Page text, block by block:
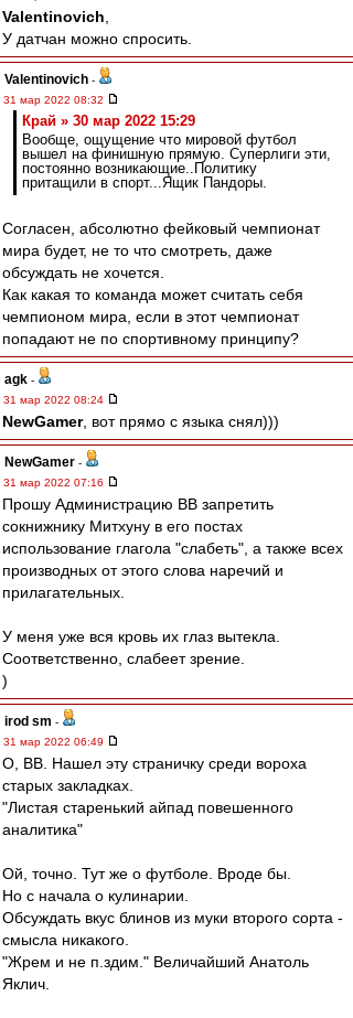
Valentinovich
У датчан можно спросить.
Valentinovich -
31 мар 2022 08:32
Край » 30 мар 2022 15:29
Вообще, ощущение что мировой футбол
вышел на финишную прямую. Суперлиги эти,
постоянно возникающие..Политику
притащили в спорт...Ящик Пандоры.
Согласен, абсолютно фейковый чемпионат
мира будет, не то что смотреть, даже
обсуждать не хочется.
Как какая то команда может считать себя
чемпионом мира, если в этот чемпионат
попадают не по спортивному принципу?
agk -
31 мар 2022 08:24
NewGamer, вот прямо с языка снял)))
NewGamer -
31 мар 2022 07:16
Прошу Администрацию ВВ запретить
сокнижнику Митхуну в его постах
использование глагола "слабеть", а также всех
производных от этого слова наречий и
прилагательных.
У меня уже вся кровь их глаз вытекла.
Соответственно, слабеет зрение.
)
irod sm -
31 мар 2022 06:49
О, ВВ. Нашел эту страничку среди вороха
старых закладках.
"Листая старенький айпад повешенного
аналитика"
Ой, точно. Тут же о футболе. Вроде бы.
Но с начала о кулинарии.
Обсуждать вкус блинов из муки второго сорта -
смысла никакого.
"Жрем и не п.здим." Величайший Анатоль
Яклич.